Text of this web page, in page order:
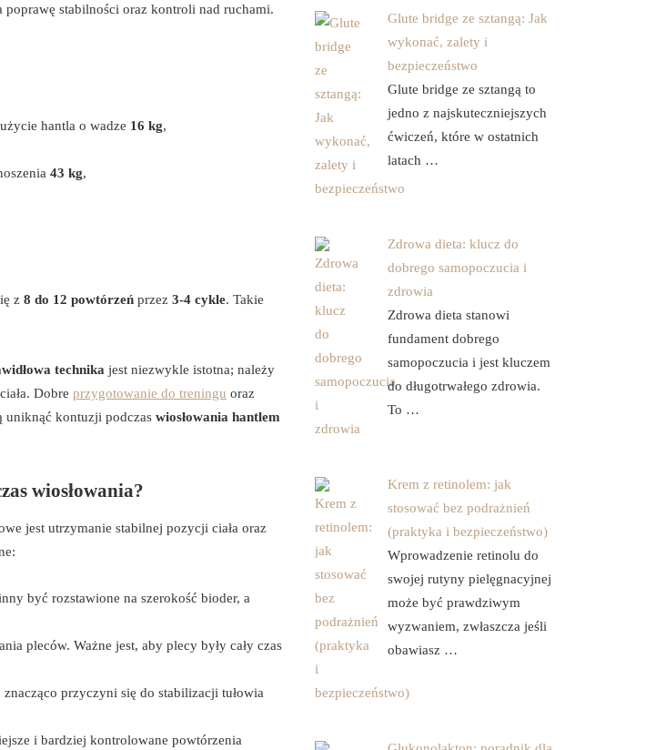
poprawę stabilności oraz kontroli nad ruchami.
hantla o wadze 16 kg,
43 kg,
z 8 do 12 powtórzeń przez 3-4 cykle. Takie
technika jest niezwykle istotna; należy
Dobre przygotowanie do treningu oraz
uniknąć kontuzji podczas wiosłowania hantlem
wiosłowania?
jest utrzymanie stabilnej pozycji ciała oraz
być rozstawione na szerokość bioder, a
pleców. Ważne jest, aby plecy były cały czas
przyczyni się do stabilizacji tułowia
i bardziej kontrolowane powtórzenia
Glute bridge ze sztangą: Jak
wykonać, zalety i
bezpieczeństwo
Glute bridge ze sztangą to
jedno z najskuteczniejszych
ćwiczeń, które w ostatnich
latach …
Zdrowa dieta: klucz do
dobrego samopoczucia i
zdrowia
Zdrowa dieta stanowi
fundament dobrego
samopoczucia i jest kluczem
do długotrwałego zdrowia.
To …
Krem z retinolem: jak
stosować bez podrażnień
(praktyka i bezpieczeństwo)
Wprowadzenie retinolu do
swojej rutyny pielęgnacyjnej
może być prawdziwym
wyzwaniem, zwłaszcza jeśli
obawiasz …